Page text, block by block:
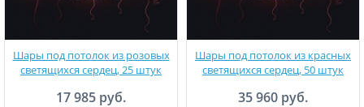
Шары под потолок из розовых
светящихся сердец, 25 штук
17 985 руб.
Шары под потолок из красных
светящихся сердец, 50 штук
35 960 руб.